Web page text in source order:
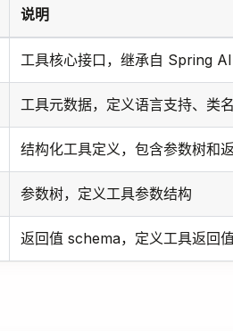
说明
工具核心接口，继承自 Spring
工具元数据，定义语言支持、类
结构化工具定义，包含参数树和
参数树，定义工具参数结构
返回值 schema，定义工具返回